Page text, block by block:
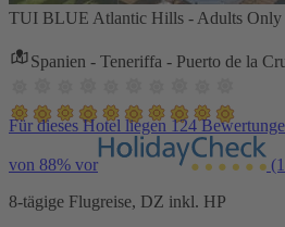
TUI BLUE Atlantic Hills - Adults Only
Spanien - Teneriffa - Puerto de la
Für dieses Hotel liegen 124
von 88% vor
8-tägige Flugreise, DZ inkl. HP